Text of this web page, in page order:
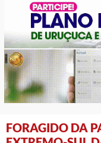
FORAGIDO DA